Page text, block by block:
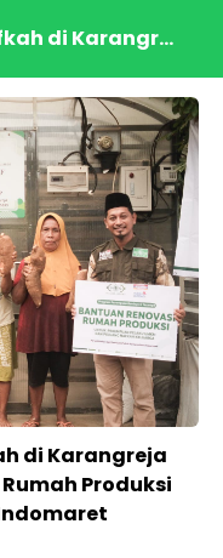
di Karangr...
di Karangreja
Produksi